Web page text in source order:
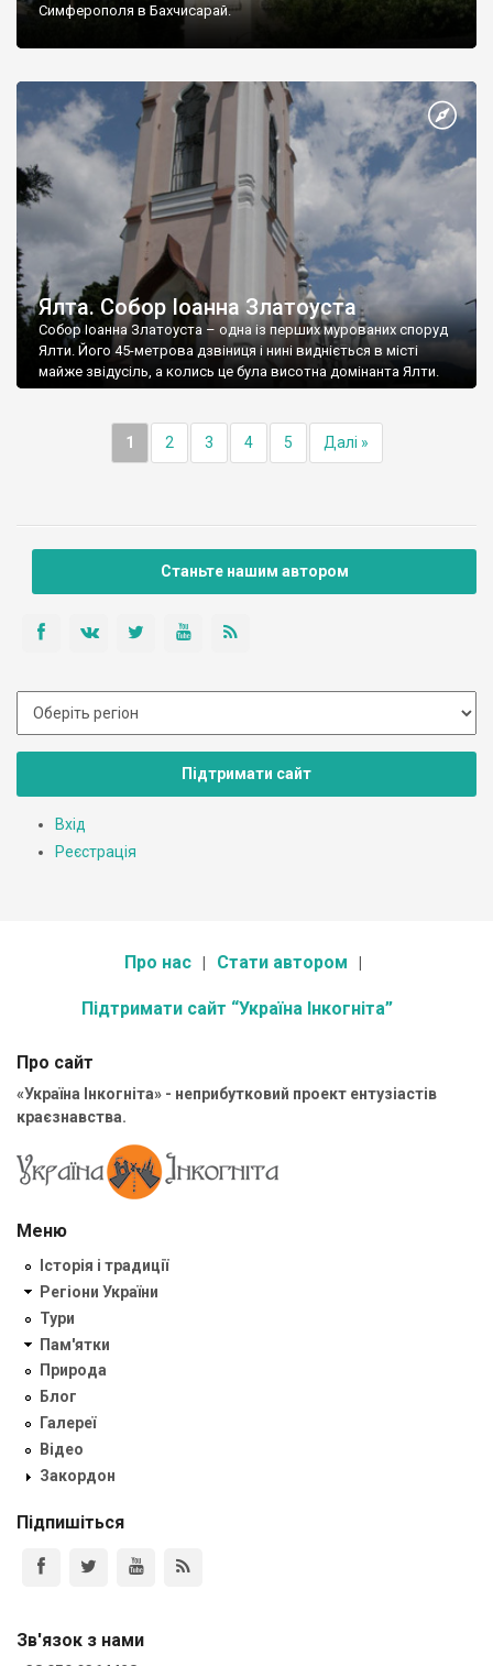
Симферополя в Бахчисарай.
Ялта. Собор Іоанна Златоуста
Собор Іоанна Златоуста – одна із перших мурованих споруд
Ялти. Його 45-метрова дзвіниця і нині видніється в місті
майже звідусіль, а колись це була висотна домінанта Ялти.
1 2 3 4 5 Далі »
Станьте нашим автором
Підтримати сайт
Вхід
Реєстрація
Про нас Стати автором
Підтримати сайт “Україна Інкогніта”
Про сайт
«Україна Інкогніта» - неприбутковий проект ентузіастів
краєзнавства.
Меню
Історія і традиції
Регіони України
Тури
Пам'ятки
Природа
Блог
Галереї
Відео
Закордон
Підпишіться
Зв'язок з нами